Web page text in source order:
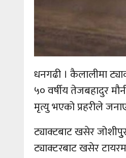
धनगढी । कैलालीमा
५० वर्षीय तेजबहादुर
मृत्यु भएको प्रहरीले
ट्याक्टबाट खसेर
ट्याक्टरबाट खसेर